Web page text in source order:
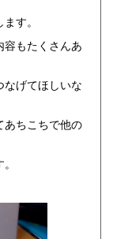
す。
容もたくさんあ
なげてほしいな
あちこちで他の